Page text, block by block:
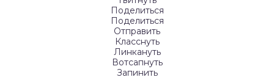
Поделиться
Поделиться
Отправить
Класснуть
Линкануть
Вотсапнуть
Запинить